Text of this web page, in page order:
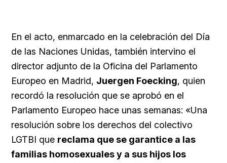
En el acto, enmarcado en la celebración del Día
de las Naciones Unidas, también intervino el
director adjunto de la Oficina del Parlamento
Europeo en Madrid, Juergen Foecking, quien
recordó la resolución que se aprobó en el
Parlamento Europeo hace unas semanas: «Una
resolución sobre los derechos del colectivo
LGTBI que reclama que se garantice a las
familias homosexuales y a sus hijos los